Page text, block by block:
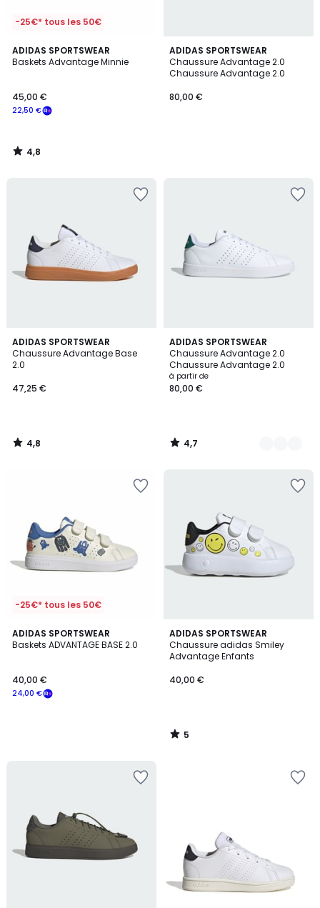
-25€* tous les 50€
ADIDAS SPORTSWEAR
Baskets Advantage Minnie
22,50 €
45,00 €
4,8
/ 5
4,8
/
ADIDAS SPORTSWEAR
Chaussure Advantage 2.0
Chaussure Advantage 2.0
80,00 €
ADIDAS SPORTSWEAR
Chaussure Advantage Base
2.0
47,25 €
4,8
/ 5
4,8
/
ADIDAS SPORTSWEAR
Chaussure Advantage 2.0
Chaussure Advantage 2.0
à partir de
80,00 €
4,7
/ 5
3
Couleurs
4,7
/
-25€* tous les 50€
ADIDAS SPORTSWEAR
Baskets ADVANTAGE BASE 2.0
24,00 €
40,00 €
ADIDAS SPORTSWEAR
Chaussure adidas Smiley
Advantage Enfants
40,00 €
5
/
5
5
/